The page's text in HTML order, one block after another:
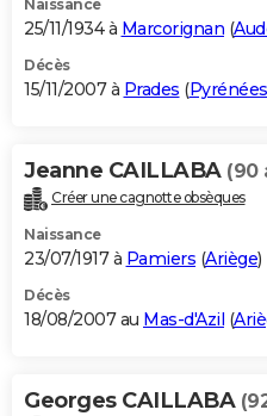
Naissance
25/11/1934 à Marcorignan (
Décès
15/11/2007 à Prades (
Jeanne CAILLABA (90
Créer une cagnotte obsèques
Naissance
23/07/1917 à Pamiers (Ariège)
Décès
18/08/2007 au Mas-d'Azil (
Georges CAILLABA